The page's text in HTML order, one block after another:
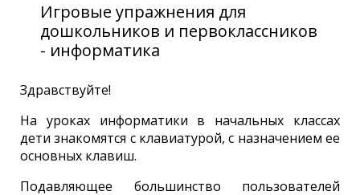
Игровые упражнения для
дошкольников и первоклассников
- информатика
Здравствуйте!
На уроках информатики в начальных классах
дети знакомятся с клавиатурой, с назначением ее
основных клавиш.
Подавляющее большинство пользователей